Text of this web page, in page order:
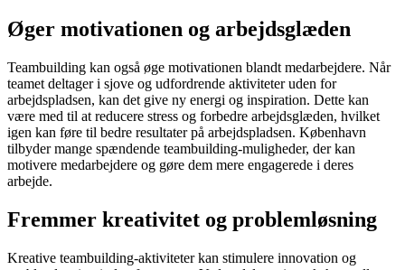
Øger motivationen og arbejdsglæden
Teambuilding kan også øge motivationen blandt medarbejdere. Når
teamet deltager i sjove og udfordrende aktiviteter uden for
arbejdspladsen, kan det give ny energi og inspiration. Dette kan
være med til at reducere stress og forbedre arbejdsglæden, hvilket
igen kan føre til bedre resultater på arbejdspladsen. København
tilbyder mange spændende teambuilding-muligheder, der kan
motivere medarbejdere og gøre dem mere engagerede i deres
arbejde.
Fremmer kreativitet og problemløsning
Kreative teambuilding-aktiviteter kan stimulere innovation og